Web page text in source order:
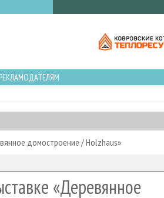
РЕКЛАМОДАТЕЛЯМ
домостроение / Holzhaus»
«Деревянное